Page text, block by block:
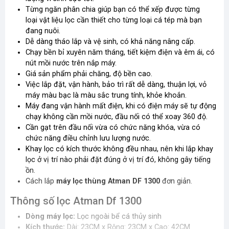
Từng ngăn phân chia giúp bạn có thể xếp được từng
loại vật liệu lọc cần thiết cho từng loại cá tép mà bạn
đang nuôi.
Dễ dàng tháo lắp và vệ sinh, có khả năng nâng cấp.
Chạy bền bỉ xuyên năm tháng, tiết kiệm điện và êm ái, có
nút mồi nước trên nắp máy.
Giá sản phẩm phải chăng, độ bền cao.
Việc lắp đặt, vận hành, bảo trì rất dễ dàng, thuận lợi, vỏ
máy màu bạc là màu sắc trung tính, khỏe khoắn.
Máy đang vận hành mất điện, khi có điện máy sẽ tự động
chạy không cần mồi nước, đầu nối có thể xoay 360 độ.
Cần gạt trên đầu nối vừa có chức năng khóa, vừa có
chức năng điều chỉnh lưu lượng nước.
Khay lọc có kích thước không đều nhau, nên khi lắp khay
lọc ở vị trí nào phải đặt đúng ở vị trí đó, không gây tiếng
ồn.
Cách lắp máy lọc thùng Atman DF 1300 đơn giản.
Thông số lọc Atman Df 1300
Dòng máy lọc: Lọc ngoài bể cá thủy sinh